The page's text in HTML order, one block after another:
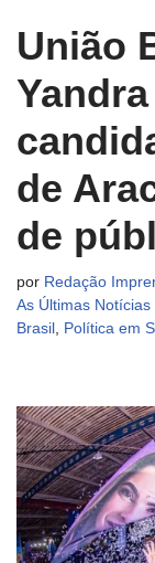
União
de
de
por Redação
As Últimas
Brasil , Política em